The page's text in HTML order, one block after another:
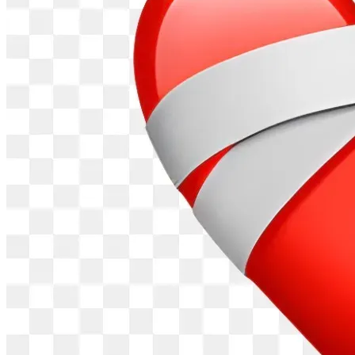
реєстрації та налаштування особистого кабінету, що
значно полегшує процес знайомства з сервісом.
Ще одним важливим елементом діяльності сайту Vulkan
Casino є його довідкова функція. Тут публікуються
матеріали про різновиди ігор, режими гри та особливості
взаємодії з провайдерами програмного забезпечення.
Інформація структурована так, щоб відвідувачі могли
швидко знайти потрібні відомості. Ресурс регулярно
оновлюється відповідно до змін у роботі платформи, а
також містить поради щодо відповідальної гри та
безпечного використання сервісу. Це робить його
корисним як для новачків, так і для досвідчених гравців.
Інновації у сфері VR та AR відкривають нові можливості
для занурення у світ розваг. Віртуальна реальність
дозволяє відчути себе учасником подій, а доповнена
реальність інтегрує ігрові елементи у повсякденне